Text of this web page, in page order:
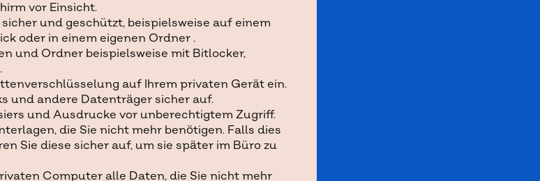
vor Einsicht.
und geschützt, beispielsweise auf einem
oder in einem eigenen Ordner .
und Ordner beispielsweise mit Bitlocker,
auf Ihrem privaten Gerät ein.
und andere Datenträger sicher auf.
und Ausdrucke vor unberechtigtem Zugriff.
die Sie nicht mehr benötigen. Falls dies
Sie diese sicher auf, um sie später im Büro zu
Computer alle Daten, die Sie nicht mehr